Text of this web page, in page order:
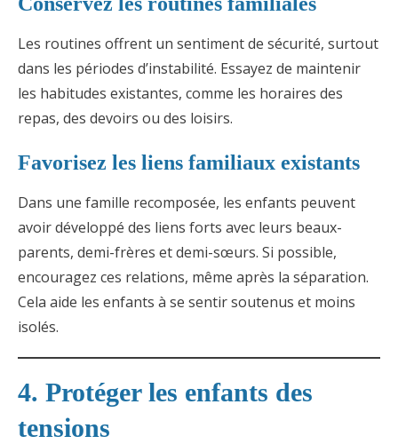
Les routines offrent un sentiment de sécurité, surtout
dans les périodes d’instabilité. Essayez de maintenir
les habitudes existantes, comme les horaires des
repas, des devoirs ou des loisirs.
Favorisez les liens familiaux existants
Dans une famille recomposée, les enfants peuvent
avoir développé des liens forts avec leurs beaux-
parents, demi-frères et demi-sœurs. Si possible,
encouragez ces relations, même après la séparation.
Cela aide les enfants à se sentir soutenus et moins
isolés.
4. Protéger les enfants des
tensions